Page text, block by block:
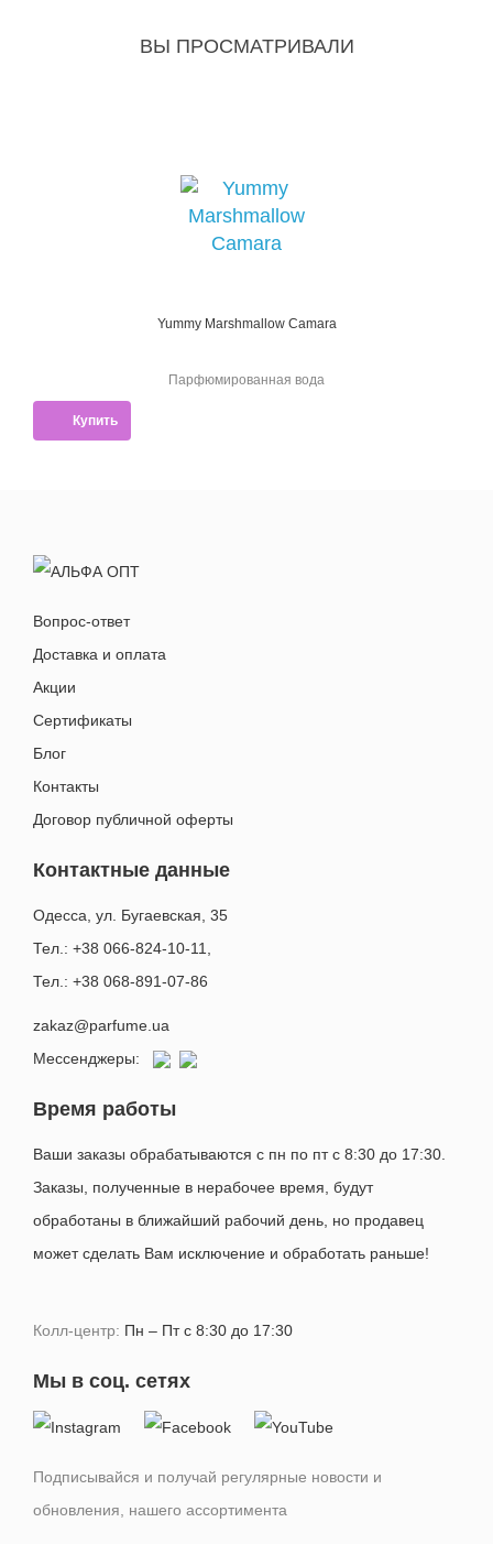
ВЫ ПРОСМАТРИВАЛИ
Yummy Marshmallow Camara
Парфюмированная вода
Купить
Вопрос-ответ
Доставка и оплата
Акции
Сертификаты
Блог
Контакты
Договор публичной оферты
Контактные данные
Одесса, ул. Бугаевская, 35
Тел.: +38 066-824-10-11
Тел.: +38 068-891-07-86
zakaz@parfume.ua
Мессенджеры:
Время работы
Ваши заказы обрабатываются с пн по пт с 8:30 до 17:30.
Заказы, полученные в нерабочее время, будут
обработаны в ближайший рабочий день, но продавец
может сделать Вам исключение и обработать раньше!
Колл-центр: Пн – Пт с 8:30 до 17:30
Мы в соц. сетях
Подписывайся и получай регулярные новости и
обновления, нашего ассортимента